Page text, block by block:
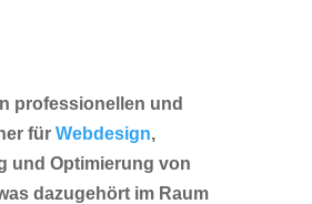
professionellen und
für Webdesign,
und Optimierung von
dazugehört im Raum